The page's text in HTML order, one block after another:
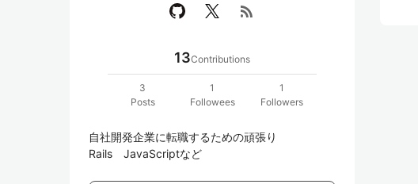
rss_feed
13Contributions
3
Posts
1
Followees
1
Followers
自社開発企業に転職するための頑張り
Rails　JavaScriptなど